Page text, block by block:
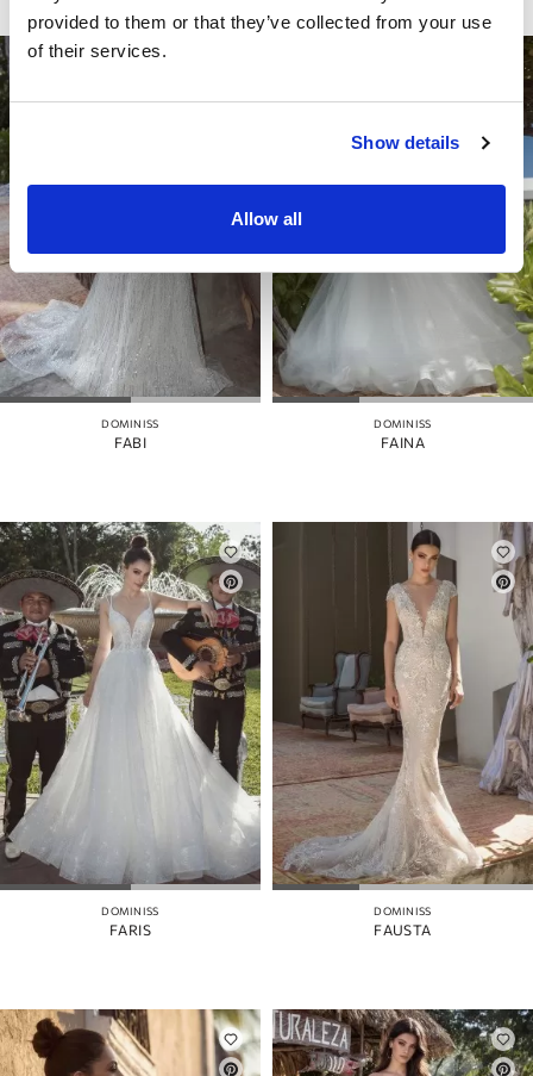
provided to them or that they’ve collected from your use
of their services.
Show details
Allow all
DOMINISS
FABI
DOMINISS
FAINA
DOMINISS
FARIS
DOMINISS
FAUSTA